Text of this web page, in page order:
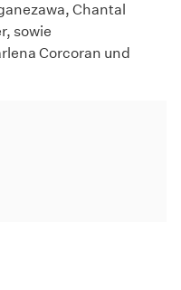
Chantal
sowie
Corcoran und